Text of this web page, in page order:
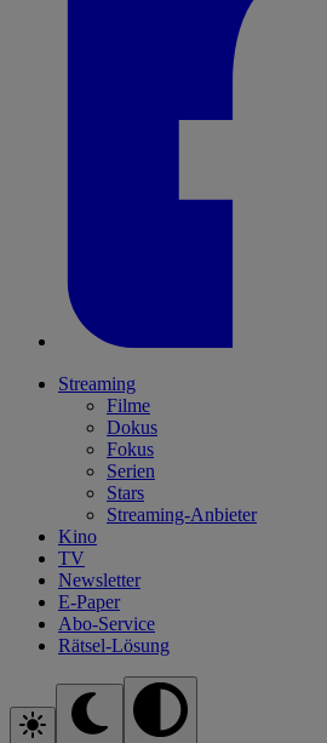
Streaming
Filme
Dokus
Fokus
Serien
Stars
Streaming-Anbieter
Kino
TV
Newsletter
E-Paper
Abo-Service
Rätsel-Lösung